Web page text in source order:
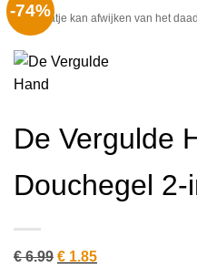
-74%
Het plaatje kan afwijken van het
De Vergulde
Douchegel
€6.99 Oorspronkelijke
€ 1.85Huidige